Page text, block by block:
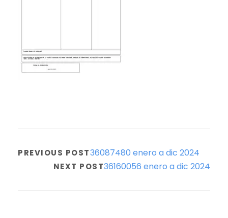
PREVIOUS POST36087480 enero a dic 2024
NEXT POST36160056 enero a dic 2024